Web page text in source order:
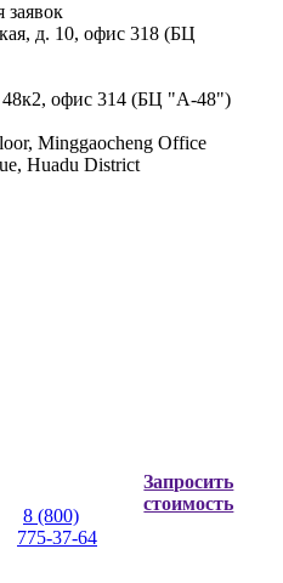
заявок
д. 10, офис 318 (БЦ
48к2, офис 314 (БЦ "А-48")
Minggaocheng Office
Huadu District
8 (800)
775-37-64
Запросить
стоимость